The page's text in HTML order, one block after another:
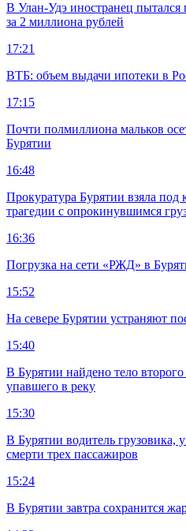
В Улан-Удэ иностранец пытался
за 2 миллиона рублей
17:21
ВТБ: объем выдачи ипотеки в
17:15
Почти полмиллиона мальков
Бурятии
16:48
Прокуратура Бурятии взяла под
трагедии с опрокинувшимся
16:36
Погрузка на сети «РЖД» в
15:52
На севере Бурятии устраняют
15:40
В Бурятии найдено тело
упавшего в реку
15:30
В Бурятии водитель грузовика,
смерти трех пассажиров
15:24
В Бурятии завтра сохранится